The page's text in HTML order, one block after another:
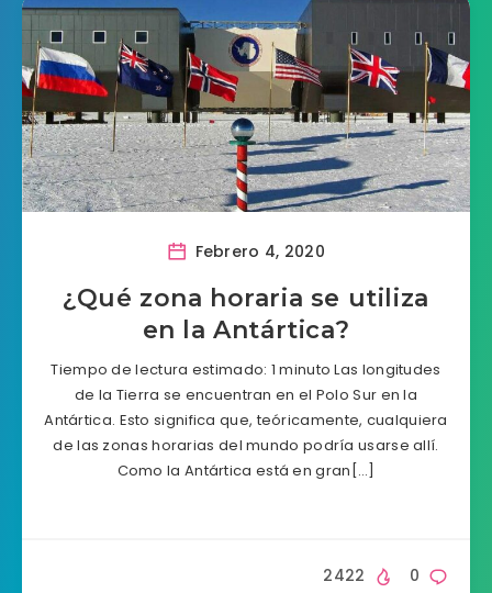
Febrero 4, 2020
¿Qué zona horaria se utiliza
en la Antártica?
Tiempo de lectura estimado: 1 minuto Las longitudes
de la Tierra se encuentran en el Polo Sur en la
Antártica. Esto significa que, teóricamente, cualquiera
de las zonas horarias del mundo podría usarse allí.
Como la Antártica está en gran[…]
0
2422